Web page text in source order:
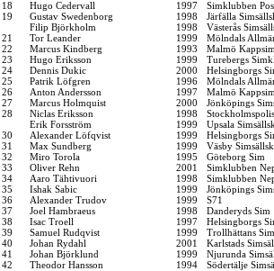
18
Hugo Cedervall 1997
Simklubben
19
Gustav Swedenborg 1998
Järfälla
Filip Björkholm
1998
Västerås
21
Tor Leander 1999
Mölndals
22
Marcus Kindberg 1993
Malmö
23
Hugo Eriksson 1999
Turebergs
24
Dennis Dukic 2000
Helsingborgs
25
Patrik Löfgren 1996
Mölndals
26
Anton Andersson 1997
Malmö
27
Marcus Holmquist 2000
Jönköpings
28
Niclas Eriksson 1998
Erik Forsström
1999
Upsala
30
Alexander Löfqvist 1999
Helsingborgs
31
Max Sundberg 1999
Väsby
32
Miro Torola 1995
Göteborg Sim
33
Oliver Rehn 2001
Simklubben
34
Aaro Tähtivuori 1998
Simklubben
35
Ishak Sabic 1999
Jönköpings
36
Alexander Trudov 1999
S71
37
Joel Hambraeus 1998
Danderyds Sim
38
Isac Troell 1997
Helsingborgs
39
Samuel Rudqvist 1999
Trollhättans
40
Johan Rydahl 2001
Karlstads
41
Johan Björklund 1999
Njurunda
42
Theodor Hansson 1994 Södertälje